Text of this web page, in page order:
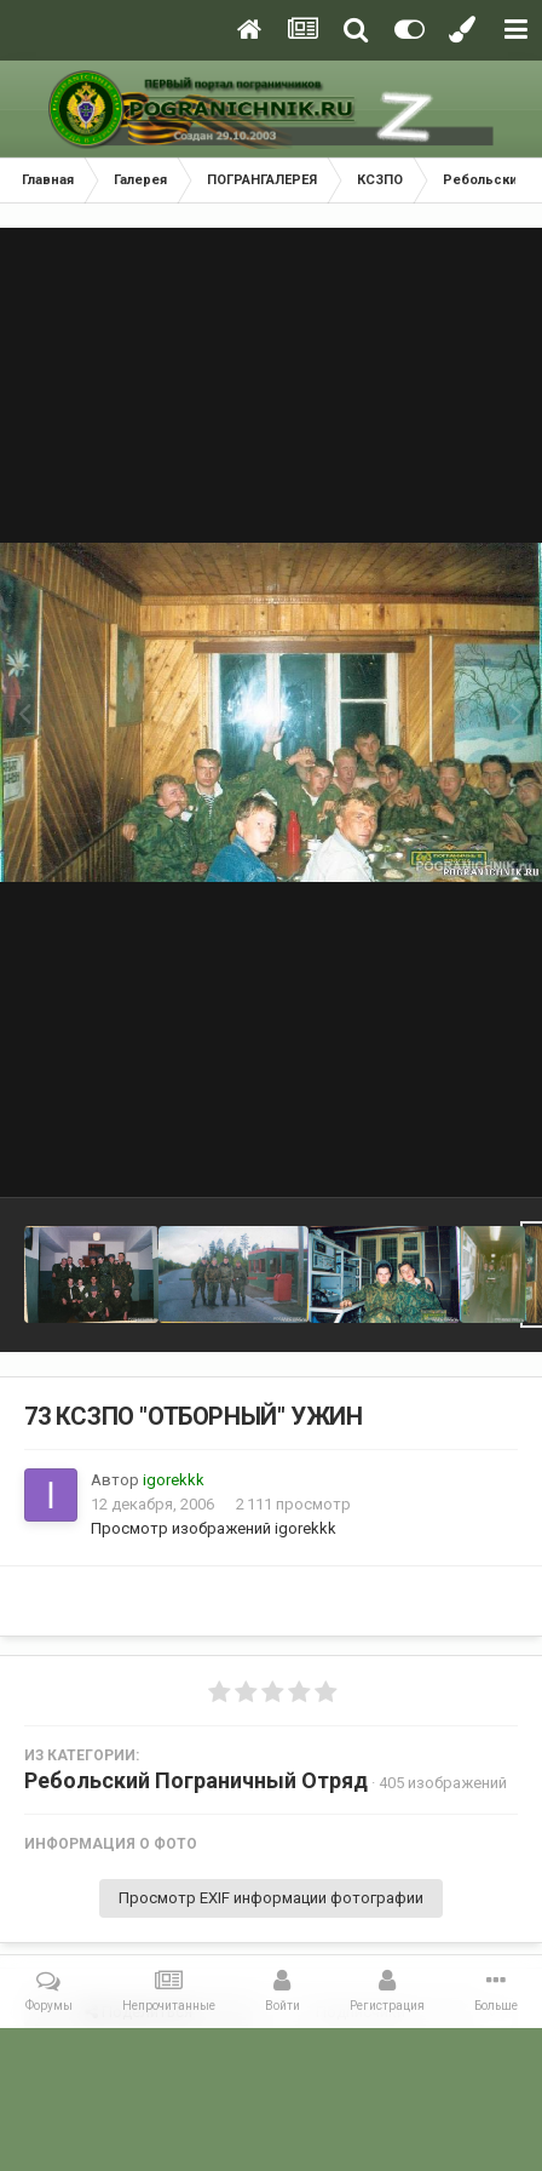
Главная Галерея ПОГРАНГАЛЕРЕЯ КСЗПО Ребольский
73 КСЗПО "ОТБОРНЫЙ" УЖИН
Автор igorekkk
12 декабря, 2006
2 111 просмотр
Просмотр изображений igorekkk
ИЗ КАТЕГОРИИ:
Ребольский Пограничный Отряд · 405 изображений
ИНФОРМАЦИЯ О ФОТО
Просмотр EXIF информации фотографии
Поделиться Подписчики 0
Форумы Непрочитанные Войти Регистрация Больше